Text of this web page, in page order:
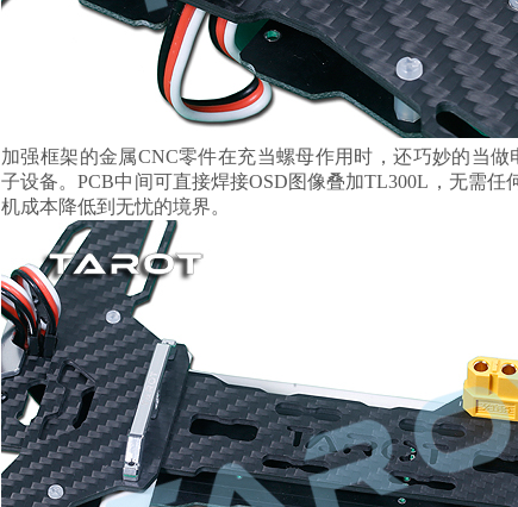
加强框架的金属CNC零件在充当螺母作用时，还巧妙的当
子设备。PCB中间可直接焊接OSD图像叠加TL300L，无需任
机成本降低到无忧的境界。